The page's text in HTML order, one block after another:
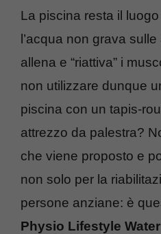
La piscina resta il
l’acqua non grava
allena e “riattiva” i
non utilizzare dunque
piscina con un tapis-
attrezzo da palestra?
che viene proposto e
non solo per la
persone anziane: è
Physio Lifestyle